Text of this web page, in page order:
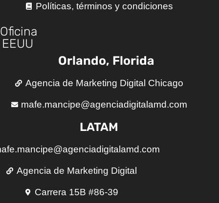
Políticas, términos y condiciones
Oficina
EEUU
Orlando, Florida
Agencia de Marketing Digital Chicago
mafe.mancipe@agenciadigitalamd.com
LATAM
Agencia de Marketing Digital
Carrera 15B #86-39